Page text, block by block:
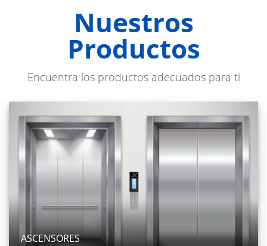
Nuestros
Productos
Encuentra los productos adecuados para ti
ASCENSORES